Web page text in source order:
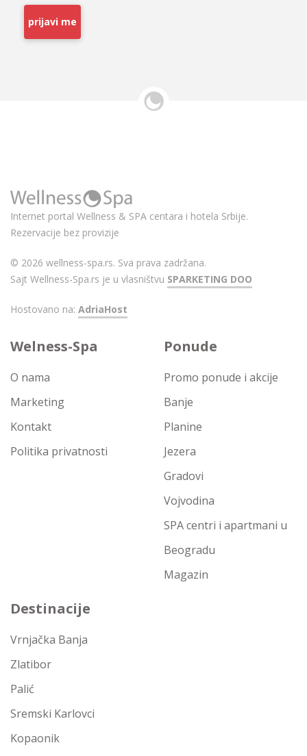
prijavi me
Internet portal Wellness & SPA centara i hotela Srbije.
Rezervacije bez provizije
© 2026 wellness-spa.rs. Sva prava zadržana.
Sajt Wellness-Spa.rs je u vlasništvu SPARKETING DOO
Hostovano na: AdriaHost
Welness-Spa
O nama
Marketing
Kontakt
Politika privatnosti
Ponude
Promo ponude i akcije
Banje
Planine
Jezera
Gradovi
Vojvodina
SPA centri i apartmani u
Beogradu
Magazin
Destinacije
Vrnjačka Banja
Zlatibor
Palić
Sremski Karlovci
Kopaonik